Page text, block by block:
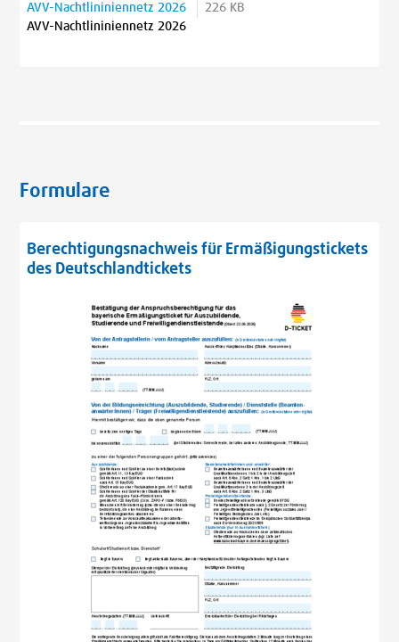
AVV-Nachtlininiennetz 2026
226 KB
AVV-Nachtlininiennetz 2026
Formulare
Berechtigungsnachweis für Ermäßigungstickets
des Deutschlandtickets